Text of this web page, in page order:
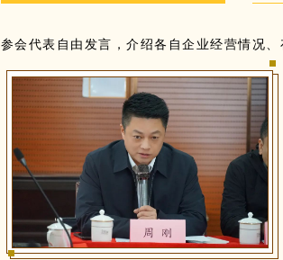
参会代表自由发言，介绍各自企业经营情况